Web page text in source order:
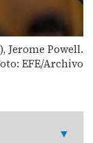
Jerome Powell.
EFE/Archivo